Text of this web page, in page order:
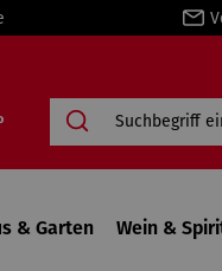
springen
& Garten Wein &